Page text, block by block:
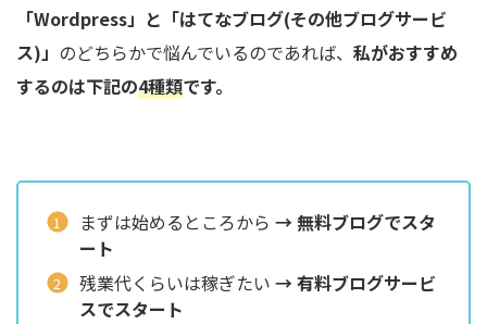
「Wordpress」と「はてなブログ(その他ブログサービ
ス)」 のどちらかで悩んでいるのであれば、 私がおすすめ
するのは下記の4種類です。
まずは始めるところから → 無料ブログでスタ
ート
残業代くらいは稼ぎたい → 有料ブログサービ
スでスタート